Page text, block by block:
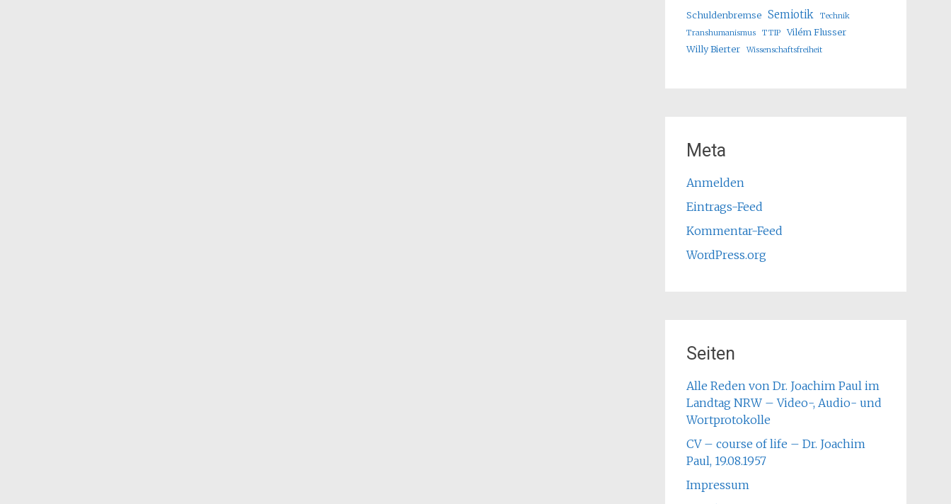
Schuldenbremse Semiotik
Technik
Transhumanismus
TTIP
Vilém Flusser
Willy Bierter
Wissenschaftsfreiheit
Meta
Anmelden
Eintrags-Feed
Kommentar-Feed
WordPress.org
Seiten
Alle Reden von Dr. Joachim Paul im
Landtag NRW – Video-, Audio- und
Wortprotokolle
CV – course of life – Dr. Joachim
Paul, 19.08.1957
Impressum